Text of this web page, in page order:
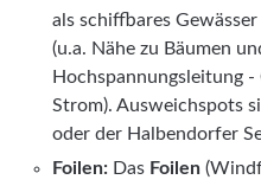
als schiffbares
(u.a. Nähe zu Bäumen
Hochspannungsleitung
Strom). Ausweichspots
oder der Halbendorfer
Foilen: Das Foilen